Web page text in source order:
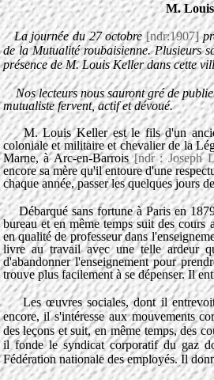
M.
La journée du 27 octobre[ndr:1907]
de la Mutualité roubaisienne. Plusieurs
présence de M. Louis Keller dans cette
Nos lecteurs nous sauront gré de
mutualiste fervent, actif et dévoué.
M. Louis Keller est le fils d'un ancien
coloniale et militaire et chevalier de la
Marne, à Arc-en-Barrois[ndr : Joseph
encore sa mère qu'il entoure d'une
chaque année, passer les quelques jours
Débarqué sans fortune à Paris en
bureau et en même temps suit des
en qualité de professeur dans
livre au travail avec une telle ardeur
d'abandonner l'enseignement pour
trouve plus facilement à se dépenser. Il
Les œuvres sociales, dont il entrevoit
encore, il s'intéresse aux mouvements
des leçons et suit, en même temps, des
il fonde le syndicat corporatif du gaz
Fédération nationale des employés. Il